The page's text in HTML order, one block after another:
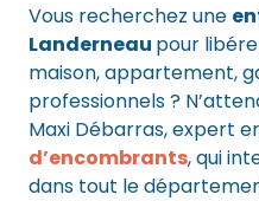
Vous recherchez une
Landerneau pour
maison, appartement,
professionnels ?
Maxi Débarras, expert
d’encombrants, qui
dans tout le